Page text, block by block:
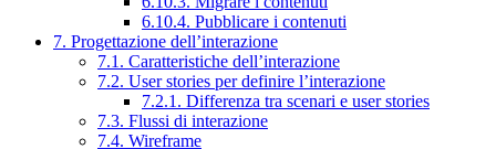
6.10.4. Pubblicare i contenuti
7. Progettazione dell’interazione
7.1. Caratteristiche dell’interazione
7.2. User stories per definire l’interazione
7.2.1. Differenza tra scenari e user stories
7.3. Flussi di interazione
7.4. Wireframe